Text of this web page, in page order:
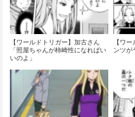
【ワールドトリガー】加古さん
「照屋ちゃんが柿崎性になればい
いのよ」
【ワ
ンツが